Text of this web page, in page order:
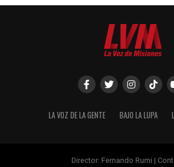
LA VOZ DE LA GENTE BAJO LA LUPA
Director: Fernando Rumi |